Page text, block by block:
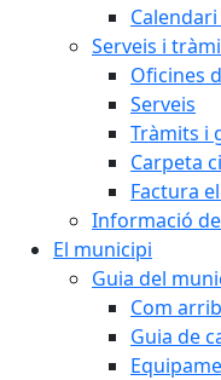
Serveis i
Oficines
Serveis
Tràmits i
Carpeta
Factura
Informació
El municipi
Guia del
Com
Guia de